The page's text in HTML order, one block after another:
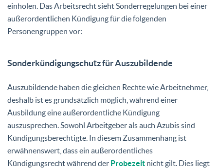
einholen. Das Arbeitsrecht sieht Sonderregelungen bei einer
außerordentlichen Kündigung für die folgenden
Personengruppen vor:
Sonderkündigungschutz für Auszubildende
Auszubildende haben die gleichen Rechte wie Arbeitnehmer,
deshalb ist es grundsätzlich möglich, während einer
Ausbildung eine außerordentliche Kündigung
auszusprechen. Sowohl Arbeitgeber als auch Azubis sind
Kündigungsberechtigte. In diesem Zusammenhang ist
erwähnenswert, dass ein außerordentliches
Kündigungsrecht während der Probezeit nicht gilt. Dies liegt